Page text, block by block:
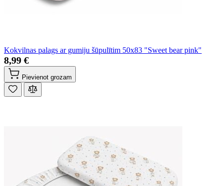
Kokvilnas palags ar gumiju šūpulītim 50x83 "Sweet bear pink"
8,99 €
Pievienot grozam